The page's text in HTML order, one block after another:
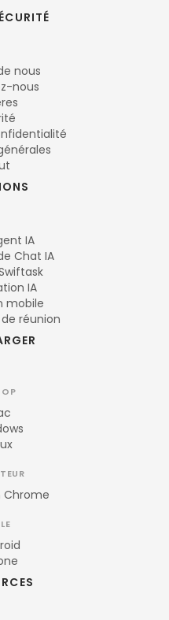
nous
nous
IA
Chat IA
IA
mobile
réunion
Chrome